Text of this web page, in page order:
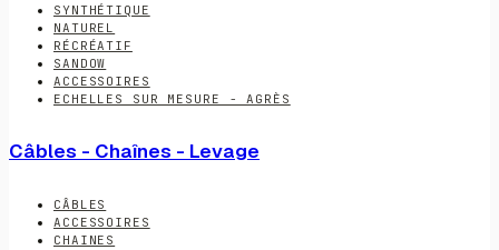
SYNTHÉTIQUE
NATUREL
RÉCRÉATIF
SANDOW
ACCESSOIRES
ECHELLES SUR MESURE - AGRÈS
Câbles - Chaînes - Levage
CÂBLES
ACCESSOIRES
CHAINES